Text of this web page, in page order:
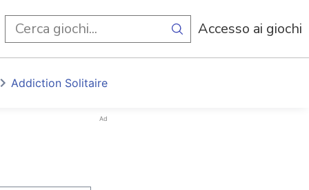
Accesso ai giochi
Addiction Solitaire
Ad